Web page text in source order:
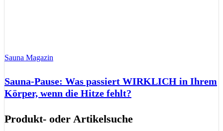
Sauna Magazin
Sauna-Pause: Was passiert WIRKLICH in Ihrem
Körper, wenn die Hitze fehlt?
Produkt- oder Artikelsuche